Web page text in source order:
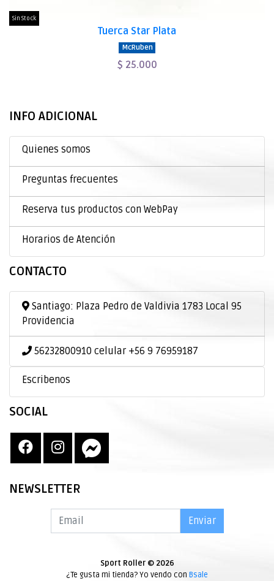
Sin Stock
Tuerca Star Plata
McRuben
$ 25.000
INFO ADICIONAL
Quienes somos
Preguntas frecuentes
Reserva tus productos con WebPay
Horarios de Atención
CONTACTO
Santiago: Plaza Pedro de Valdivia 1783 Local 95
Providencia
56232800910 celular +56 9 76959187
Escribenos
SOCIAL
NEWSLETTER
Enviar
Sport Roller © 2026
¿Te gusta mi tienda? Yo vendo con Bsale